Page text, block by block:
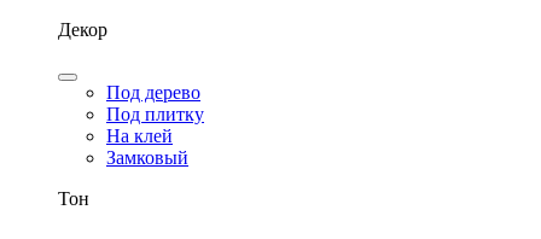
Декор
Под дерево
Под плитку
На клей
Замковый
Тон